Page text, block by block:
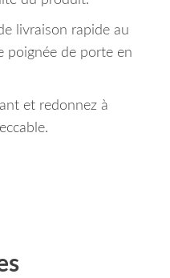
livraison rapide au
poignée de porte en
et redonnez à